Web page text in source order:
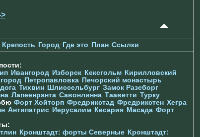
Крепость Город Где это План Ссылки
Ивангород Изборск Кексгольм Кирилловский
Петропавловка Печорcкий монастырь
Тихвин Шлиссельбург Замок Разеборг
Лапеенранта Савонлинна Тааветти Турку
Форт Хойторп Фредрикстад Фредрикстен Хегра
Антипатрис Иерусалим Кесария Масада Форт
Кронштадт: форты Северные Кронштадт: